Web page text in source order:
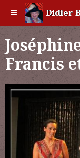
Didier
Francis